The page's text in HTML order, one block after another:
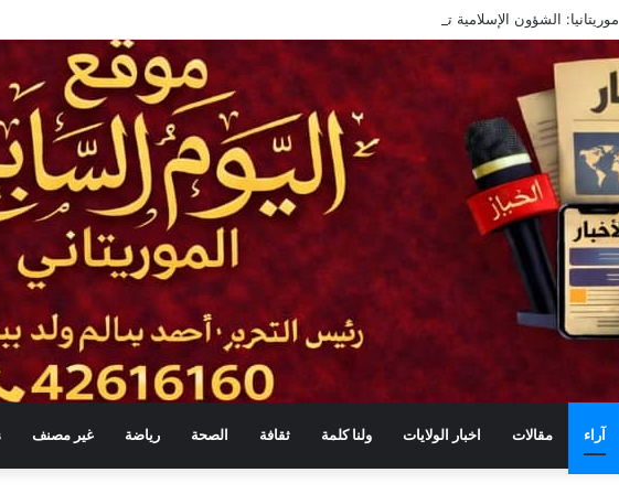
موريتانيا: الشؤون الإسلامية توحّد خطبة الجمعة حول ترشيد استهلاك الموارد الطبيعية
آراء مقالات اخبار الولايات ولنا كلمة ثقافة الصحة رياضة غير مصنف